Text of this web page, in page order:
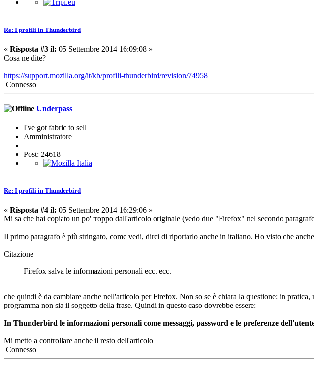
Re: I profili in Thunderbird
« Risposta #3 il: 05 Settembre 2014 16:09:08 »
Cosa ne dite?
https://support.mozilla.org/it/kb/profili-thunderbird/revision/74958
Connesso
Underpass
I've got fabric to sell
Amministratore
Post: 24618
Re: I profili in Thunderbird
« Risposta #4 il: 05 Settembre 2014 16:29:06 »
Mi sa che hai copiato un po' troppo dall'articolo originale (vedo due "Firefox" nel secondo
Il primo paragrafo è più stringato, come vedi, direi di riportarlo anche in italiano. Ho visto che
Citazione
Firefox salva le informazioni personali ecc. ecc.
che quindi è da cambiare anche nell'articolo per Firefox. Non so se è chiara la questione: in
programma non sia il soggetto della frase. Quindi in questo caso dovrebbe essere:
In Thunderbird le informazioni personali come messaggi, password e le preferenze
Mi metto a controllare anche il resto dell'articolo
Connesso